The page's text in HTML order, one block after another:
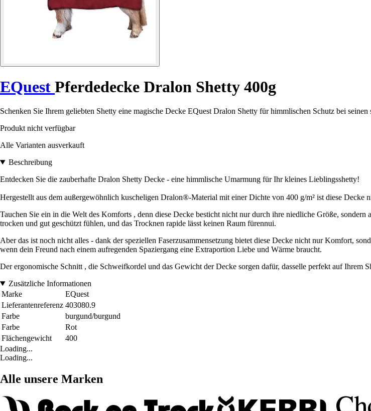
EQuest Pferdedecke Dralon Shetty 400g
Schenken Sie Ihrem geliebten Shetty eine magische Decke EQuest Dralon Shetty für himmlischen Schutz bei
Produkt nicht verfügbar
Alle Varianten ausverkauft
Beschreibung
Entdecken Sie die zauberhafte Dralon Shetty Decke - eine himmlische Umarmung für Ihr kleines Lieblingsshetty!
Hergestellt aus dem außergewöhnlich kuscheligen Dralon®-Material mit einer Dichte von 400 g/m² ist diese Decke
Tauchen Sie ein in die Welt des Komforts , denn diese Decke besticht nicht nur durch ihre niedliche Größe,
trocken und gut geschützt fühlen, und das Trocknen rapide lässt keinen Raum fürennui.
Aber das ist noch nicht alles - dank der speziellen Faserzusammensetzung bietet diese Decke nicht nur Komfort,
wenn dein Freund nach einem aufregenden Spaziergang eine Extraportion Liebe und Wärme braucht.
Der ergonomische Schnitt , die Schweifkordel und das Gewicht der Decke sorgen dafür, dasselle perfekt auf Ihrem
Zusätzliche Informationen
Marke
EQuest
Lieferantenreferenz 403080.9
Farbe
burgund/burgund
Farbe
Rot
Flächengewicht
400
Loading...
Loading...
Alle unsere Marken